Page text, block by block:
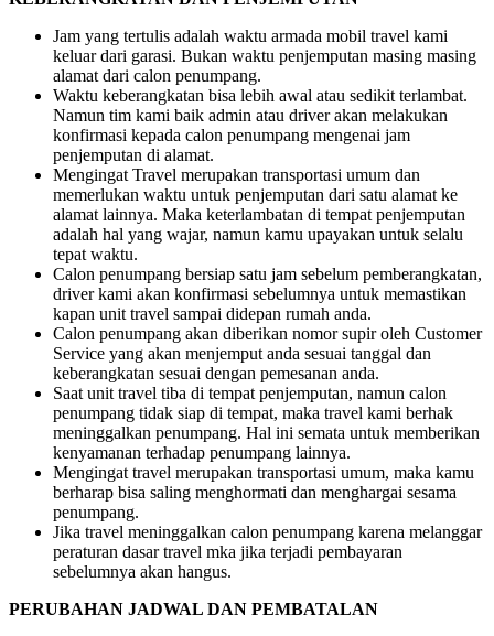
Jam yang tertulis adalah waktu armada mobil travel kami
keluar dari garasi. Bukan waktu penjemputan masing masing
alamat dari calon penumpang.
Waktu keberangkatan bisa lebih awal atau sedikit terlambat.
Namun tim kami baik admin atau driver akan melakukan
konfirmasi kepada calon penumpang mengenai jam
penjemputan di alamat.
Mengingat Travel merupakan transportasi umum dan
memerlukan waktu untuk penjemputan dari satu alamat ke
alamat lainnya. Maka keterlambatan di tempat penjemputan
adalah hal yang wajar, namun kamu upayakan untuk selalu
tepat waktu.
Calon penumpang bersiap satu jam sebelum pemberangkatan,
driver kami akan konfirmasi sebelumnya untuk memastikan
kapan unit travel sampai didepan rumah anda.
Calon penumpang akan diberikan nomor supir oleh Customer
Service yang akan menjemput anda sesuai tanggal dan
keberangkatan sesuai dengan pemesanan anda.
Saat unit travel tiba di tempat penjemputan, namun calon
penumpang tidak siap di tempat, maka travel kami berhak
meninggalkan penumpang. Hal ini semata untuk memberikan
kenyamanan terhadap penumpang lainnya.
Mengingat travel merupakan transportasi umum, maka kamu
berharap bisa saling menghormati dan menghargai sesama
penumpang.
Jika travel meninggalkan calon penumpang karena melanggar
peraturan dasar travel mka jika terjadi pembayaran
sebelumnya akan hangus.
PERUBAHAN JADWAL DAN PEMBATALAN